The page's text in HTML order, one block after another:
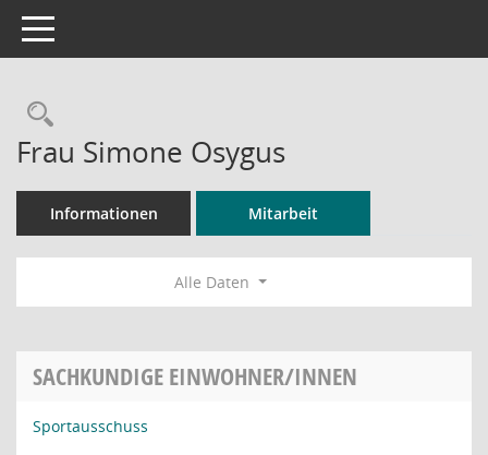
Toggle navigation
Rechercheauswahl
Frau Simone Osygus
Informationen Mitarbeit
Alle Daten
SACHKUNDIGE EINWOHNER/INNEN
Sportausschuss